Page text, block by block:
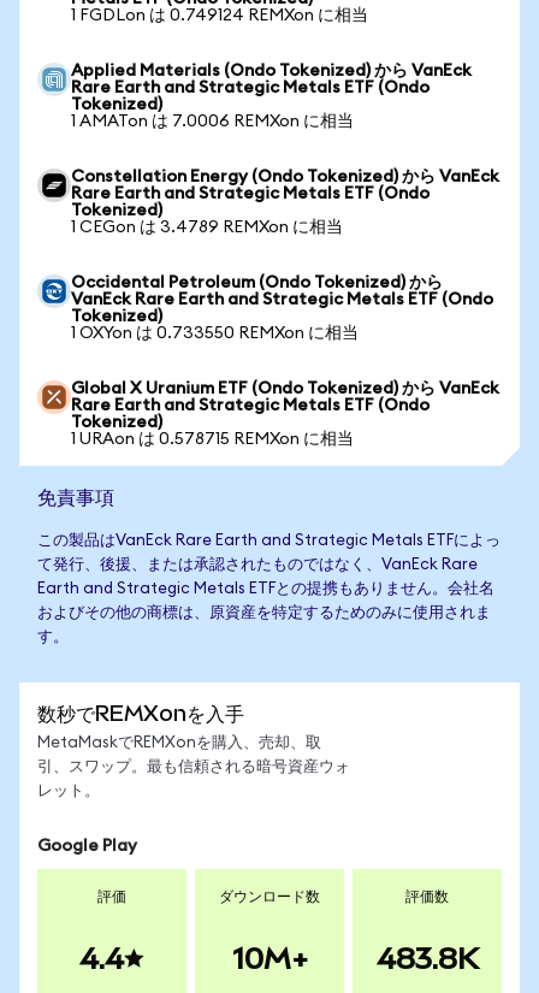
1 FGDLon は 0.749124 REMXon に相当
Applied Materials (Ondo Tokenized) から VanEck
Rare Earth and Strategic Metals ETF (Ondo
Tokenized)
1 AMATon は 7.0006 REMXon に相当
Constellation Energy (Ondo Tokenized) から VanEck
Rare Earth and Strategic Metals ETF (Ondo
Tokenized)
1 CEGon は 3.4789 REMXon に相当
Occidental Petroleum (Ondo Tokenized) から
VanEck Rare Earth and Strategic Metals ETF (Ondo
Tokenized)
1 OXYon は 0.733550 REMXon に相当
Global X Uranium ETF (Ondo Tokenized) から VanEck
Rare Earth and Strategic Metals ETF (Ondo
Tokenized)
1 URAon は 0.578715 REMXon に相当
免責事項
この製品はVanEck Rare Earth and Strategic Metals ETFによっ
て発行、後援、または承認されたものではなく、VanEck Rare
Earth and Strategic Metals ETFとの提携もありません。会社名
およびその他の商標は、原資産を特定するためのみに使用されま
す。
数秒でREMXonを入手
MetaMaskでREMXonを購入、売却、取
引、スワップ。最も信頼される暗号資産ウォ
レット。
Google Play
評価
4.4
ダウンロード数
10M+
評価数
483.8K